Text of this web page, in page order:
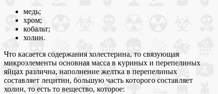
медь;
хром;
кобальт;
холин.
Что касается содержания холестерина, то связующая
микроэлементы основная масса в куриных и перепелиных
яйцах различна, наполнение желтка в перепелиных
составляет лецитин, большую часть которого составляет
холин, то есть то вещество, которое: